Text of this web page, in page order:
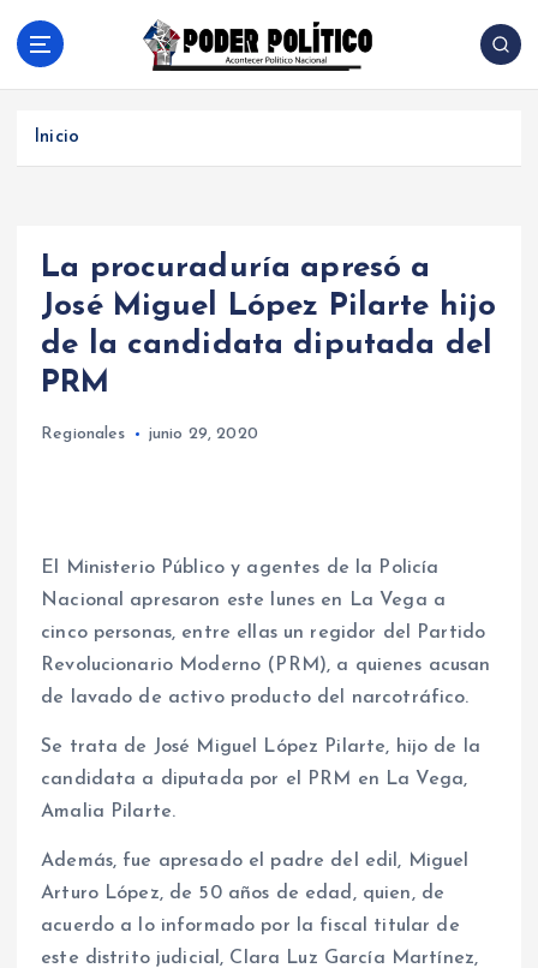
Acontecer Politico Nacional
Inicio
La procuraduría apresó a
José Miguel López Pilarte hijo
de la candidata diputada del
PRM
Regionales junio 29, 2020
El Ministerio Público y agentes de la Policía
Nacional apresaron este lunes en La Vega a
cinco personas, entre ellas un regidor del Partido
Revolucionario Moderno (PRM), a quienes acusan
de lavado de activo producto del narcotráfico.
Se trata de José Miguel López Pilarte, hijo de la
candidata a diputada por el PRM en La Vega,
Amalia Pilarte.
Además, fue apresado el padre del edil, Miguel
Arturo López, de 50 años de edad, quien, de
acuerdo a lo informado por la fiscal titular de
este distrito judicial, Clara Luz García Martínez,